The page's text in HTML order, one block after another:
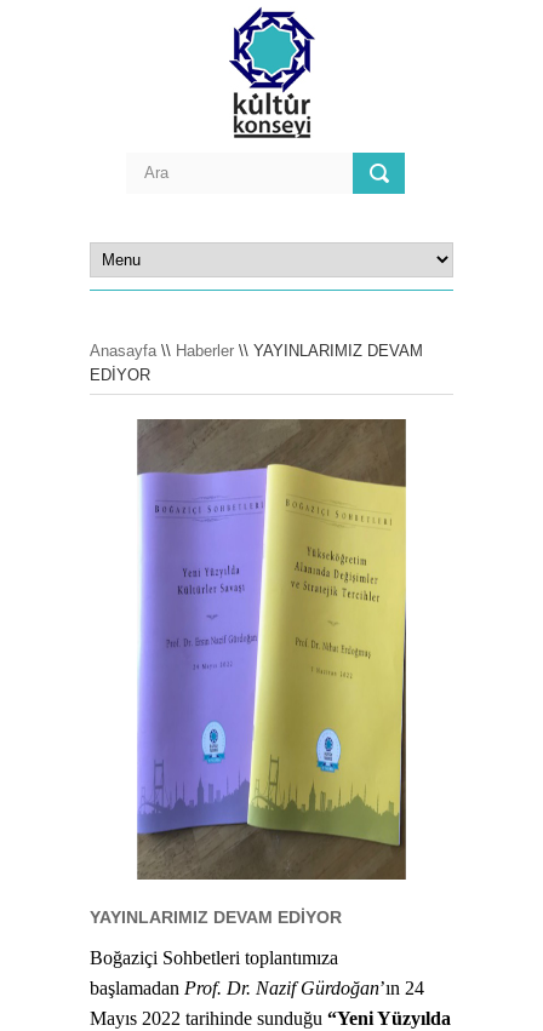
Anasayfa\\ Haberler \\ YAYINLARIMIZ DEVAM
EDİYOR
YAYINLARIMIZ DEVAM EDİYOR
Boğaziçi Sohbetleri toplantımıza
başlamadan Prof. Dr. Nazif Gürdoğan’ın 24
Mayıs 2022 tarihinde sunduğu “Yeni Yüzyılda